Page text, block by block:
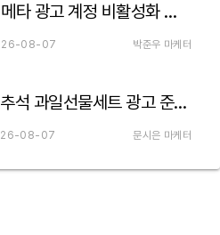
메타 광고 계정 비활성화 원인 분석과 실전 해제 가이드 🔓
26-08-07 박준우 마케터
추석 과일선물세트 광고 준비하기
26-08-07 문시은 마케터